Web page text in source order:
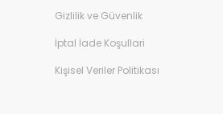
Gizlilik ve Güvenlik
İptal İade Koşullari
Kişisel Veriler Politikası